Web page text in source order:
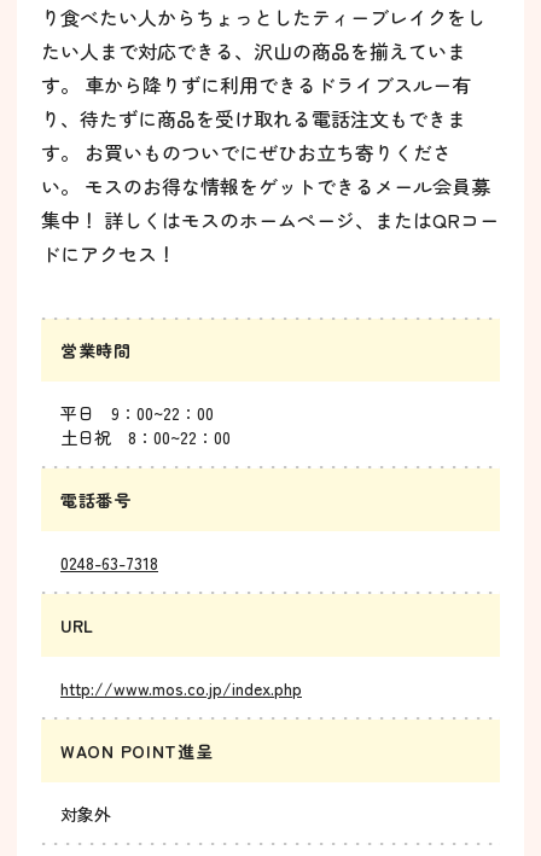
り食べたい人からちょっとしたティーブレイクをし
たい人まで対応できる、沢山の商品を揃えていま
す。 車から降りずに利用できるドライブスルー有
り、待たずに商品を受け取れる電話注文もできま
す。 お買いものついでにぜひお立ち寄りくださ
い。 モスのお得な情報をゲットできるメール会員募
集中！ 詳しくはモスのホームページ、またはQRコー
ドにアクセス！
営業時間
平日 9：00~22：00
土日祝 8：00~22：00
電話番号
0248-63-7318
URL
http://www.mos.co.jp/index.php
WAON POINT進呈
対象外